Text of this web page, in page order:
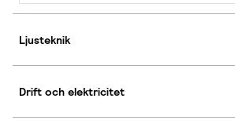
Ljusteknik
Drift och elektricitet